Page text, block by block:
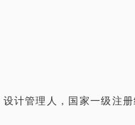
；
理经验，在现有岗位上有
进行了深刻的思考，以
有价值的行业经验分享，
计管理人，国家一级注